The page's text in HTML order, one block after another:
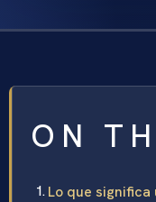
ON
Lo que significa